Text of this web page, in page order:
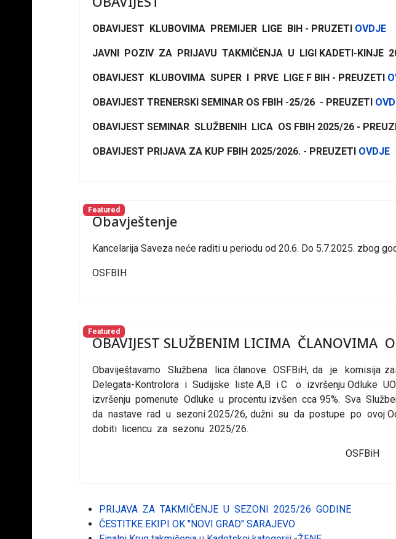
OBAVIJEST KLUBOVIMA PREMIJER LIGE BIH - PRUZETI OVDJE
JAVNI POZIV ZA PRIJAVU TAKMIČENJA U LIGI KADETI-KINJE
OBAVIJEST KLUBOVIMA SUPER I PRVE LIGE F BIH - PREUZETI
OBAVIJEST TRENERSKI SEMINAR OS FBIH -25/26 - PREUZETI
OBAVIJEST SEMINAR SLUŽBENIH LICA OS FBIH 2025/26 -
OBAVIJEST PRIJAVA ZA KUP FBIH 2025/2026. - PREUZETI OVDJE
Featured
Obavještenje
Kancelarija Saveza neće raditi u periodu od 20.6. Do 5.7.2025. zbog
OSFBIH
Featured
OBAVIJEST SLUŽBENIM LICIMA ČLANOVIMA
Obaviještavamo Službena lica članove OSFBiH, da je komisija
Delegata-Kontrolora i Sudijske liste A,B i C o izvršenju Odluke
izvršenju pomenute Odluke u procentu izvšen cca 95%. Sva
da nastave rad u sezoni 2025/26, dužni su da postupe po ovoj
dobiti licencu za sezonu 2025/26.
OSFBiH
PRIJAVA ZA TAKMIČENJE U SEZONI 2025/26 GODINE
ČESTITKE EKIPI OK "NOVI GRAD" SARAJEVO